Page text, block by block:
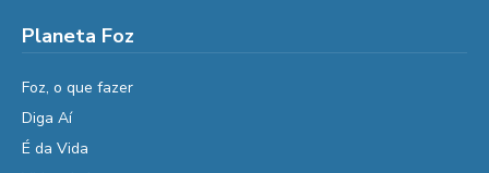
Planeta Foz
Foz, o que fazer
Diga Aí
É da Vida